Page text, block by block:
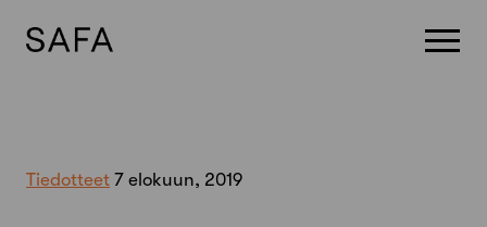
Tiedotteet 7 elokuun, 2019